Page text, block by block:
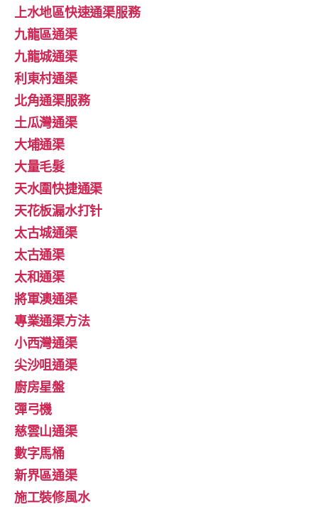
上水地區快速通渠服務
九龍區通渠
九龍城通渠
利東村通渠
北角通渠服務
土瓜灣通渠
大埔通渠
大量毛髮
天水圍快捷通渠
天花板漏水打针
太古城通渠
太古通渠
太和通渠
將軍澳通渠
專業通渠方法
小西灣通渠
尖沙咀通渠
廚房星盤
彈弓機
慈雲山通渠
數字馬桶
新界區通渠
施工裝修風水